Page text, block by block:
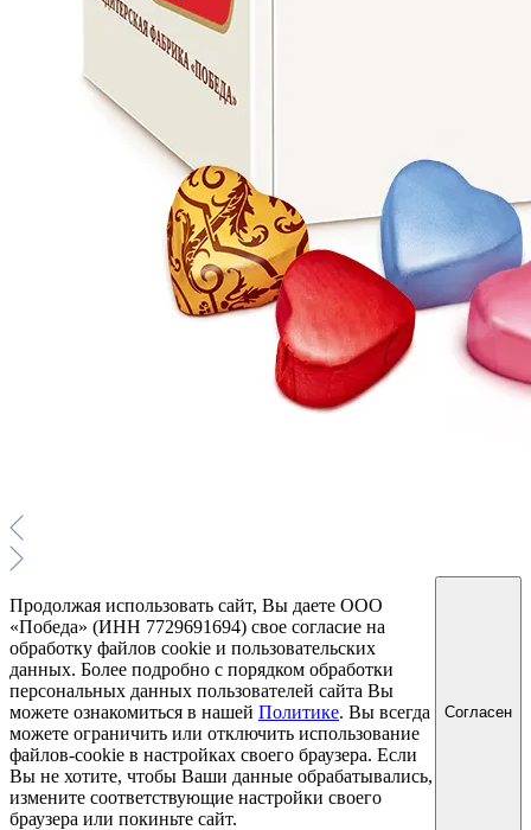
Продолжая использовать сайт, Вы даете ООО
«Победа» (ИНН 7729691694) свое согласие на
обработку файлов cookie и пользовательских
данных. Более подробно с порядком обработки
персональных данных пользователей сайта Вы
можете ознакомиться в нашей Политике. Вы всегда
можете ограничить или отключить использование
файлов-cookie в настройках своего браузера. Если
Вы не хотите, чтобы Ваши данные обрабатывались,
измените соответствующие настройки своего
браузера или покиньте сайт.
Согласен